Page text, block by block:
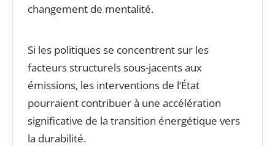
changement de mentalité.
Si les politiques se concentrent sur les
facteurs structurels sous-jacents aux
émissions, les interventions de l’État
pourraient contribuer à une accélération
significative de la transition énergétique vers
la durabilité.